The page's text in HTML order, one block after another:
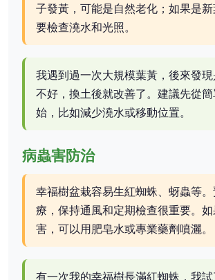
子發黃，可能是自然老化；如果是
要檢查澆水和光照。
我遇到過一次大規模葉黃，後來發
不好，換土後就改善了。建議先從
始，比如減少澆水或移動位置。
病蟲害防治
幸福樹盆栽容易生紅蜘蛛、蚜蟲等
療，保持通風和定期檢查很重要。
害，可以用肥皂水或專業藥劑噴灑。
有一次我的幸福樹長滿紅蜘蛛，我